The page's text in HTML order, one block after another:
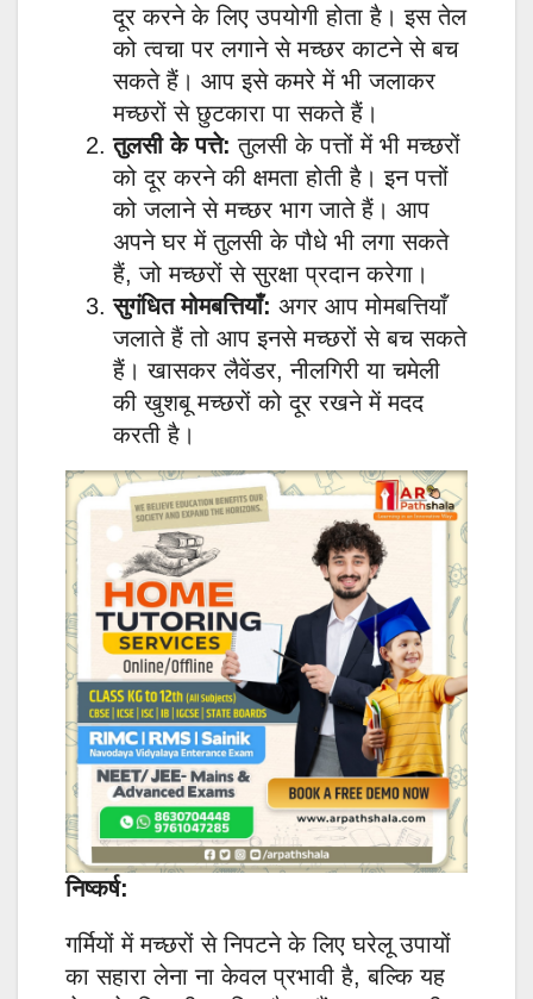
दूर करने के लिए उपयोगी होता है। इस तेल
को त्वचा पर लगाने से मच्छर काटने से बच
सकते हैं। आप इसे कमरे में भी जलाकर
मच्छरों से छुटकारा पा सकते हैं।
तुलसी के पत्ते: तुलसी के पत्तों में भी मच्छरों
को दूर करने की क्षमता होती है। इन पत्तों
को जलाने से मच्छर भाग जाते हैं। आप
अपने घर में तुलसी के पौधे भी लगा सकते
हैं, जो मच्छरों से सुरक्षा प्रदान करेगा।
सुगंधित मोमबत्तियाँ: अगर आप मोमबत्तियाँ
जलाते हैं तो आप इनसे मच्छरों से बच सकते
हैं। खासकर लैवेंडर, नीलगिरी या चमेली
की खुशबू मच्छरों को दूर रखने में मदद
करती है।
निष्कर्ष:
गर्मियों में मच्छरों से निपटने के लिए घरेलू उपायों
का सहारा लेना ना केवल प्रभावी है, बल्कि यह